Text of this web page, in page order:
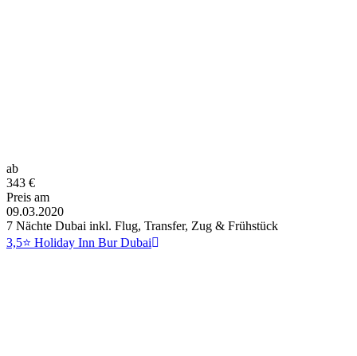
ab
343 €
Preis am
09.03.2020
7 Nächte Dubai inkl. Flug, Transfer, Zug & Frühstück
3,5⭐ Holiday Inn Bur Dubai